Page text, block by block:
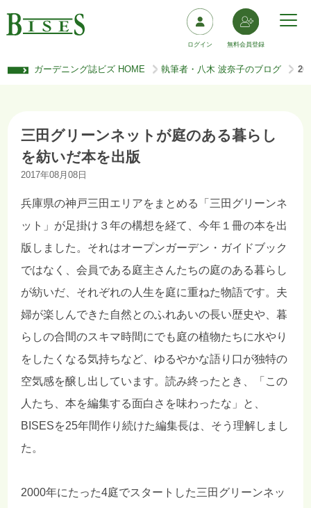
ログイン 無料会員登録
ガーデニング誌ビズ HOME > 執筆者・八木 波奈子のブログ >
三田グリーンネットが庭のある暮らし
を紡いだ本を出版
2017年08月08日
兵庫県の神戸三田エリアをまとめる「三田グリーンネ
ット」が足掛け３年の構想を経て、今年１冊の本を出
版しました。それはオープンガーデン・ガイドブック
ではなく、会員である庭主さんたちの庭のある暮らし
が紡いだ、それぞれの人生を庭に重ねた物語です。夫
婦が楽しんできた自然とのふれあいの長い歴史や、暮
らしの合間のスキマ時間にでも庭の植物たちに水やり
をしたくなる気持ちなど、ゆるやかな語り口が独特の
空気感を醸し出しています。読み終ったとき、「この
人たち、本を編集する面白さを味わったな」と、
BISESを25年間作り続けた編集長は、そう理解しまし
た。
2000年にたった4庭でスタートした三田グリーンネッ